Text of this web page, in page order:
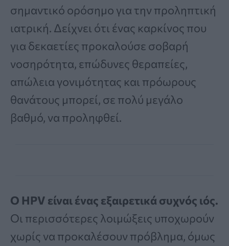
σημαντικό ορόσημο για την προληπτική
ιατρική. Δείχνει ότι ένας καρκίνος που
για δεκαετίες προκαλούσε σοβαρή
νοσηρότητα, επώδυνες θεραπείες,
απώλεια γονιμότητας και πρόωρους
θανάτους μπορεί, σε πολύ μεγάλο
βαθμό, να προληφθεί.
Ο HPV είναι ένας εξαιρετικά συχνός ιός.
Οι περισσότερες λοιμώξεις υποχωρούν
χωρίς να προκαλέσουν πρόβλημα, όμως